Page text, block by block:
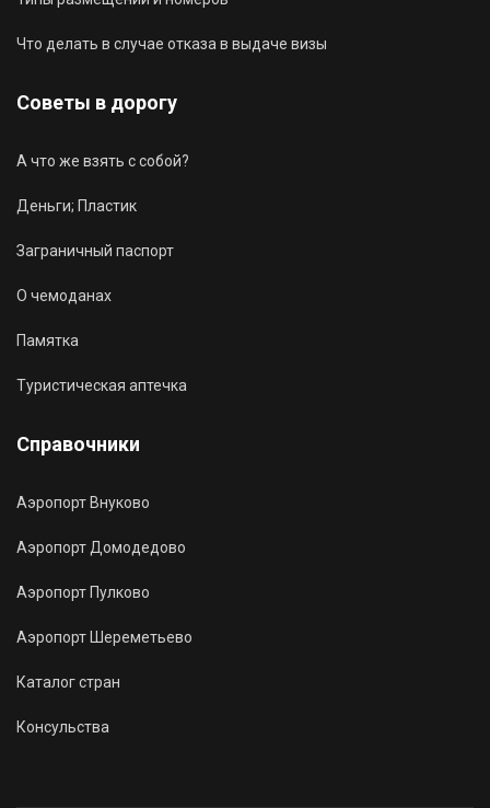
Что делать в случае отказа в выдаче визы
Советы в дорогу
А что же взять с собой?
Деньги; Пластик
Заграничный паспорт
О чемоданах
Памятка
Туристическая аптечка
Справочники
Аэропорт Внуково
Аэропорт Домодедово
Аэропорт Пулково
Аэропорт Шереметьево
Каталог стран
Консульства